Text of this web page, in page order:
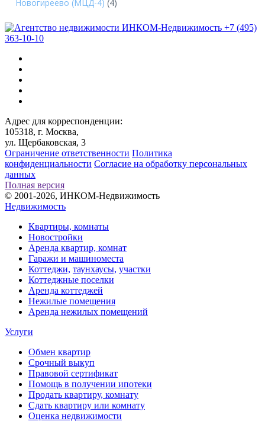
Новогиреево (МЦД-4) (4)
+7 (495)
363-10-10
Адрес для корреспонденции:
105318, г. Москва,
ул. Щербаковская, 3
Ограничение ответственности Политика
конфиденциальности Согласие на обработку персональных
данных
Полная версия
© 2001-2026, ИНКОМ-Недвижимость
Недвижимость
Квартиры, комнаты
Новостройки
Аренда квартир, комнат
Гаражи и машиноместа
Коттеджи, таунхаусы, участки
Коттеджные поселки
Аренда коттеджей
Нежилые помещения
Аренда нежилых помещений
Услуги
Обмен квартир
Срочный выкуп
Правовой сертификат
Помощь в получении ипотеки
Продать квартиру, комнату
Сдать квартиру или комнату
Оценка недвижимости